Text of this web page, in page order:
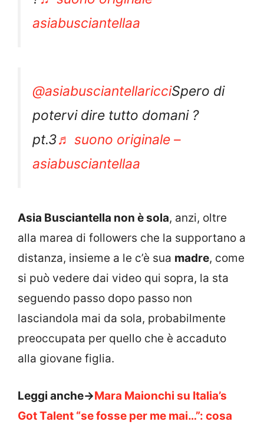
asiabusciantellaa
@asiabusciantellaricciSpero di
potervi dire tutto domani ?
pt.3♬ suono originale –
asiabusciantellaa
Asia Busciantella non è sola, anzi, oltre
alla marea di followers che la supportano a
distanza, insieme a le c’è sua madre, come
si può vedere dai video qui sopra, la sta
seguendo passo dopo passo non
lasciandola mai da sola, probabilmente
preoccupata per quello che è accaduto
alla giovane figlia.
Leggi anche->Mara Maionchi su Italia’s
Got Talent “se fosse per me mai…”: cosa